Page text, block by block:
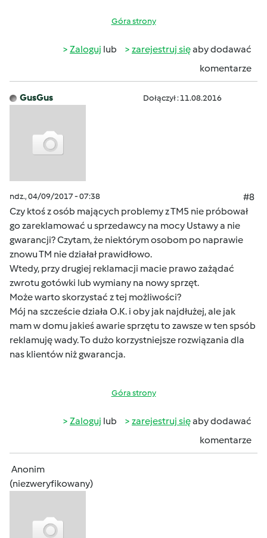
Góra strony
Zaloguj lub zarejestruj sięaby dodawać
komentarze
GusGus Dołączył : 11.08.2016
ndz., 04/09/2017 - 07:38
#8
Czy ktoś z osób mających problemy z TM5 nie próbował
go zareklamować u sprzedawcy na mocy Ustawy a nie
gwarancji? Czytam, że niektórym osobom po naprawie
znowu TM nie działał prawidłowo.
Wtedy, przy drugiej reklamacji macie prawo zażądać
zwrotu gotówki lub wymiany na nowy sprzęt.
Może warto skorzystać z tej możliwości?
Mój na szczeście działa O.K. i oby jak najdłużej, ale jak
mam w domu jakieś awarie sprzętu to zawsze w ten spsób
reklamuję wady. To dużo korzystniejsze rozwiązania dla
nas klientów niż gwarancja.
Góra strony
Zaloguj lub zarejestruj sięaby dodawać
komentarze
Anonim
(niezweryfikowany)